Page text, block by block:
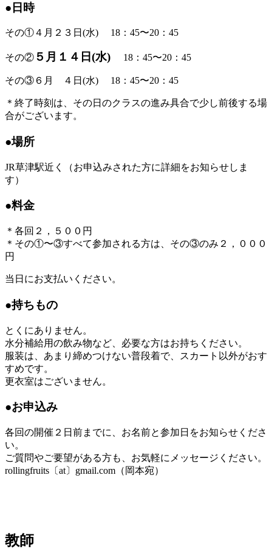
●日時
その①４月２３日(水) 18：45〜20：45
その② ５月１４日(水) 18：45〜20：45
その③６月 ４日(水) 18：45〜20：45
＊終了時刻は、その日のクラスの進み具合で少し前後する場
合がございます。
●場所
JR草津駅近く（お申込みされた方に詳細をお知らせしま
す）
●料金
＊各回２，５００円
＊その①〜③すべて参加される方は、その③のみ２，０００
円
当日にお支払いください。
●持ちもの
とくにありません。
水分補給用の飲み物など、必要な方はお持ちください。
服装は、あまり締めつけない普段着で、スカート以外がおす
すめです。
更衣室はございません。
●お申込み
各回の開催２日前までに、お名前と参加日をお知らせくださ
い。
ご質問やご要望がある方も、お気軽にメッセージください。
rollingfruits〔at〕gmail.com（岡本宛）
教師